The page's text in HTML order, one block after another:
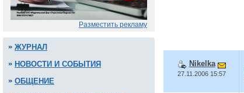
Разместить рекламу
ЖУРНАЛ
НОВОСТИ И СОБЫТИЯ
ОБЩЕНИЕ
Nikelka
27.11.2006 15:57